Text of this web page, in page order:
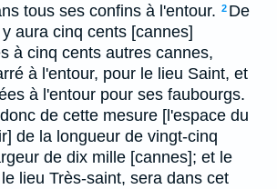
tous ses confins à l'entour. 2 De
aura cinq cents [cannes]
à cinq cents autres cannes,
à l'entour, pour le lieu Saint, et
à l'entour pour ses faubourgs.
de cette mesure [l'espace du
de la longueur de vingt-cinq
de dix mille [cannes]; et le
lieu Très-saint, sera dans cet